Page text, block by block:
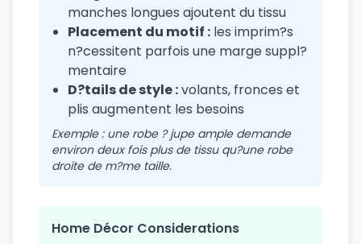
manches longues ajoutent du tissu
Placement du motif : les imprim?s
n?cessitent parfois une marge suppl?
mentaire
D?tails de style :volants, fronces et
plis augmentent les besoins
Exemple : une robe ? jupe ample demande
environ deux fois plus de tissu qu?une robe
droite de m?me taille.
Home Décor Considerations